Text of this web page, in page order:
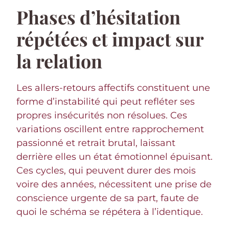
Phases d’hésitation
répétées et impact sur
la relation
Les allers-retours affectifs constituent une
forme d’instabilité qui peut refléter ses
propres insécurités non résolues. Ces
variations oscillent entre rapprochement
passionné et retrait brutal, laissant
derrière elles un état émotionnel épuisant.
Ces cycles, qui peuvent durer des mois
voire des années, nécessitent une prise de
conscience urgente de sa part, faute de
quoi le schéma se répétera à l’identique.